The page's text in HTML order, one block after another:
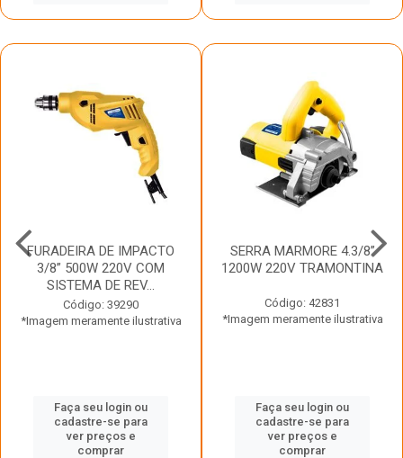
FURADEIRA DE IMPACTO
3/8” 500W 220V COM
SISTEMA DE REV...
Código: 39290
*Imagem meramente ilustrativa
Faça seu login ou
cadastre-se para
ver preços e
comprar
SERRA MARMORE 4.3/8”
1200W 220V TRAMONTINA
Código: 42831
*Imagem meramente ilustrativa
Faça seu login ou
cadastre-se para
ver preços e
comprar